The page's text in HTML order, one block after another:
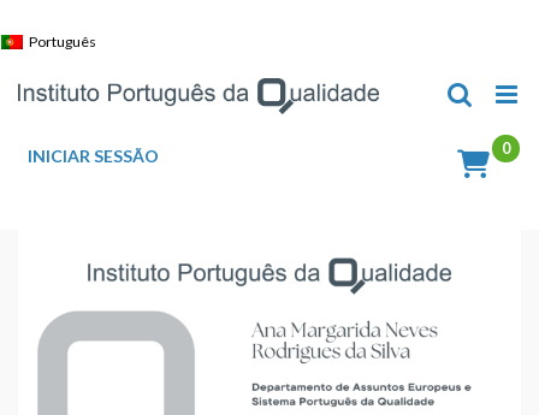
to
Português
INICIAR SESSÃO